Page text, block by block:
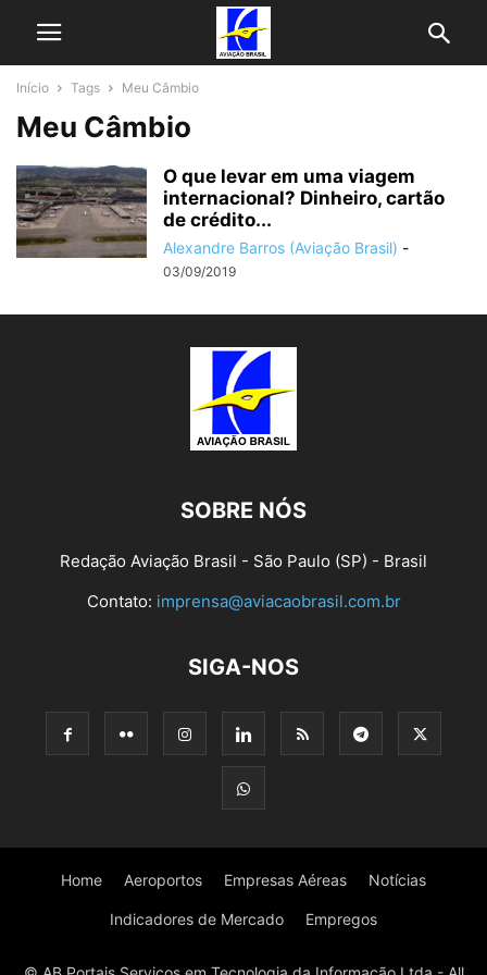
Início Tags Meu Câmbio
Meu Câmbio
O que levar em uma viagem
internacional? Dinheiro, cartão
de crédito...
Alexandre Barros (Aviação Brasil) -
03/09/2019
SOBRE NÓS
Redação Aviação Brasil - São Paulo (SP) - Brasil
Contato: imprensa@aviacaobrasil.com.br
SIGA-NOS
Home Aeroportos Empresas Aéreas Notícias
Indicadores de Mercado Empregos